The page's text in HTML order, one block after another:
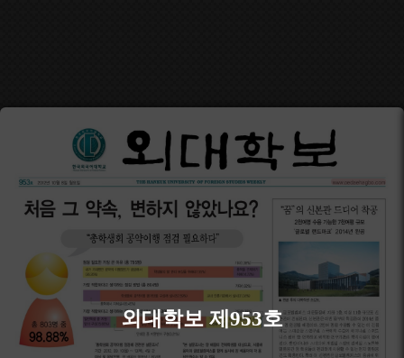
외대학보 제953호